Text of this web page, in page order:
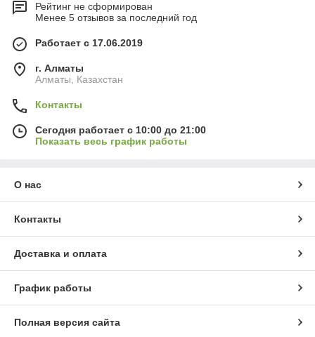
Рейтинг не сформирован
Менее 5 отзывов за последний год
Работает с 17.06.2019
г. Алматы
Алматы, Казахстан
Контакты
Сегодня работает с 10:00 до 21:00
Показать весь график работы
О нас
Контакты
Доставка и оплата
График работы
Полная версия сайта